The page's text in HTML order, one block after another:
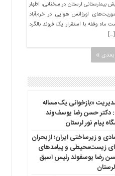
بیمارستانی لرستان در سخنانی، اظهار
اورژانس هوایی در خرم‌آباد
وقفه با استقرار یک فروند بالگرد
بعدی »
«بازخوانی یک مساله
دکتر حسن رضا یوسف‌وند
پیام نور لرستان
و زیرساختی ایران؛ از بحران
زیست‌محیطی و پیامدهای
رضا یوسفوند رئیس اسبق